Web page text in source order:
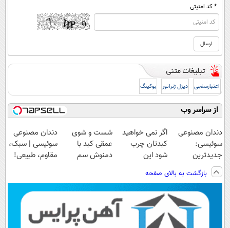
* کد امنیتی
اعتبارسنجی دیزل ژنراتور بوکینگ
از سراسر وب
دندان مصنوعی
سوئیسی:
جدیدترین
فناوری اروپا،
سبک و مقاوم |
پرداخت قسطی
اگر نمی خواهید
کبدتان چرب
شود این
طعم را بنوشید
شست و شوی
عمقی کبد با
دمنوش سم
دندان مصنوعی
سوئیسی | سبک،
مقاوم، طبیعی!
اقساطی😍
بازگشت به بالای صفحه